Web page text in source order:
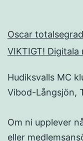
Oscar
VIKTIGT!
Hudiksvalls MC
Vibod-Långsjön,
Om ni upplever
eller